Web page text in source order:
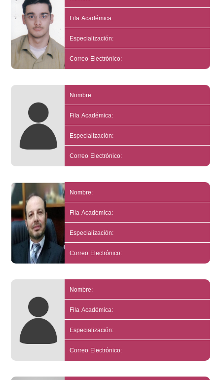
Fila Académica:
Especialización:
Correo Electrónico:
Nombre:
Fila Académica:
Especialización:
Correo Electrónico:
Nombre:
Fila Académica:
Especialización:
Correo Electrónico:
Nombre:
Fila Académica:
Especialización:
Correo Electrónico: